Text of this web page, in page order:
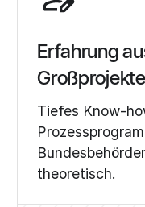
Erfahrung
Tiefes Know-
theoretisch.